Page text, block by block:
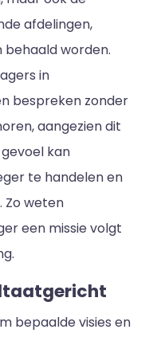
afdelingen,
worden.
in
bespreken zonder
aangezien dit
kan
te handelen en
Zo weten
een missie volgt
bepaalde visies en